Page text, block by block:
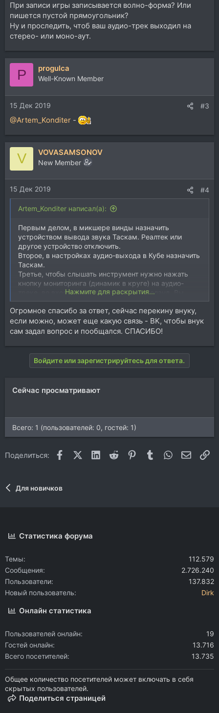
При записи игры записывается волно-форма? Или
пишется пустой прямоугольник?
Ну и проследить, чтоб ваш аудио-трек выходил на
стерео- или моно-аут.
P progulca
Well-Known Member
15 Дек 2019 #3
@Artem_Konditer -
V VOVASAMSONOV
New Member
15 Дек 2019 #4
Artem_Konditer написал(а):
Первым делом, в микшере винды назначить
устройством вывода звука Таскам. Реалтек или
другое устройство отключить.
Второе, в настройках аудио-выхода в Кубе назначить
Таскам.
Третье, чтобы слышать инструмент нужно нажать
кнопку мониторинга (динамик в круге) на аудио-
треке, во вход которого заведен ваш Роланд. Вы
ведь создали аудио-трек, не трек инструмента?
При записи игры записывается волно-форма? Или
пишется пустой прямоугольник?
Ну и проследить, чтоб ваш аудио-трек выходил на
Нажмите для раскрытия...
Огромное спасибо за ответ, сейчас перекину внуку,
если можно, может еще какую связь - BK, чтобы внук
сам задал вопрос и пообщался. СПАСИБО!
Войдите или зарегистрируйтесь для ответа.
Сейчас просматривают
Всего: 1 (пользователей: 0, гостей: 1)
Поделиться: FacebookX (Twitter)
LinkedIn
Reddit Pinterest
Tumblr WhatsApp
Для новичков
Статистика форума
Темы
112.579
Сообщения
2.726.240
Пользователи
137.832
Новый пользователь
Dirk
Онлайн статистика
Пользователей онлайн
19
Гостей онлайн
13.716
Всего посетителей
13.735
Общее количество посетителей может включать в себя
скрытых пользователей.
Поделиться страницей